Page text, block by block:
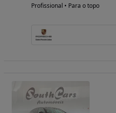
Profissional • Para o topo